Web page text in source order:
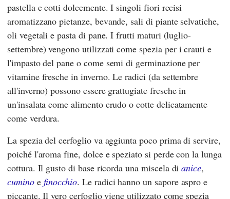
pastella e cotti dolcemente. I singoli fiori recisi
aromatizzano pietanze, bevande, sali di piante selvatiche,
oli vegetali e pasta di pane. I frutti maturi (luglio-
settembre) vengono utilizzati come spezia per i crauti e
l'impasto del pane o come semi di germinazione per
vitamine fresche in inverno. Le radici (da settembre
all'inverno) possono essere grattugiate fresche in
un'insalata come alimento crudo o cotte delicatamente
come verdura.
La spezia del cerfoglio va aggiunta poco prima di servire,
poiché l'aroma fine, dolce e speziato si perde con la lunga
cottura. Il gusto di base ricorda una miscela dianice,
cuminoe finocchio. Le radici hanno un sapore aspro e
piccante. Il vero cerfoglio viene utilizzato come spezia